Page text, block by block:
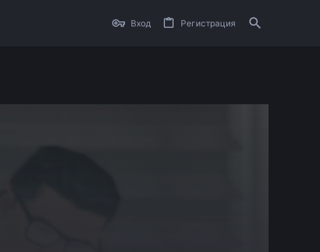
Вход Регистрация